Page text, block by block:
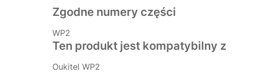
Zgodne numery części
WP2
Ten produkt jest kompatybilny z
Oukitel WP2